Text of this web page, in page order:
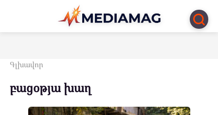
Перейти
контенту
Գլխավոր
բացօթյա խաղ